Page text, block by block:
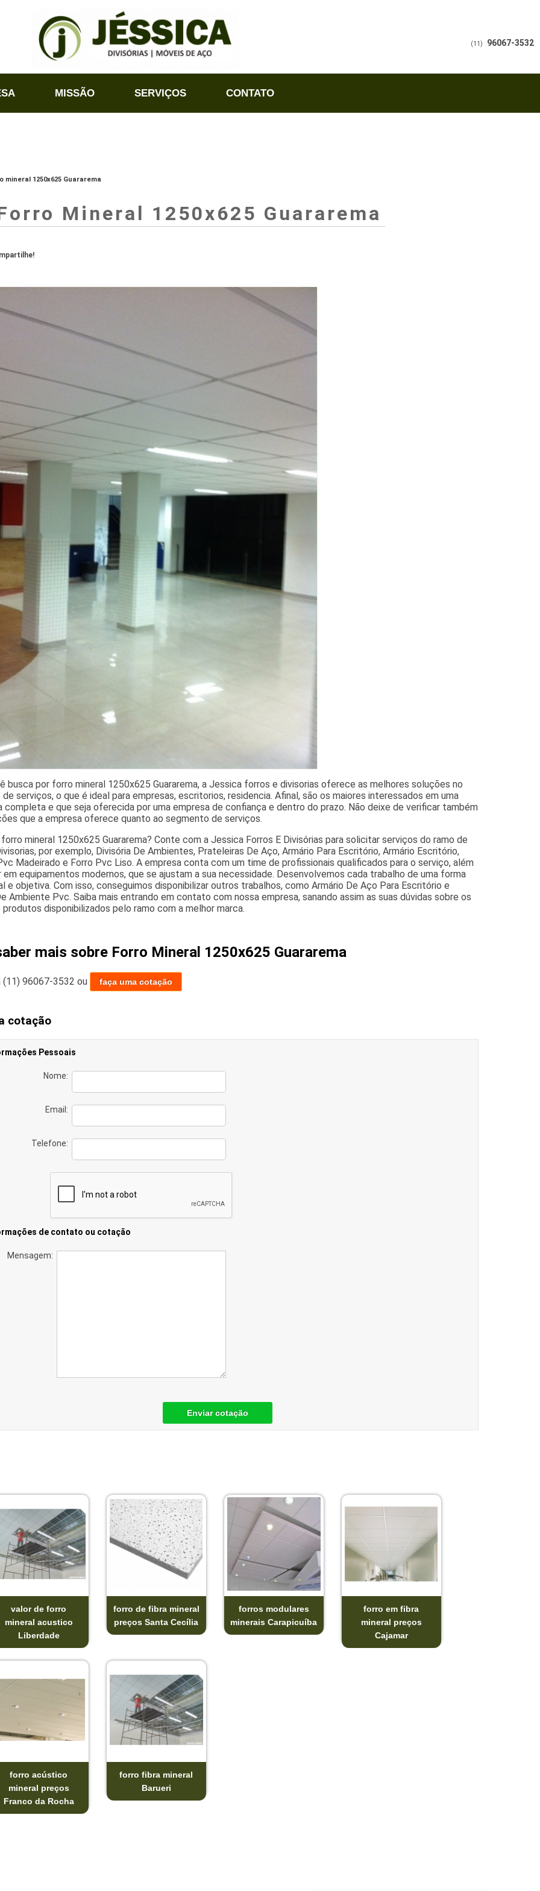
MISSÃO SERVIÇOS CONTATO
(11) 96067-3532
mineral 1250x625 Guararema
Mineral 1250x625 Guararema
busca por forro mineral 1250x625 Guararema, a Jessica forros e divisorias oferece as melhores soluções no
serviços, o que é ideal para empresas, escritorios, residencia. Afinal, são os maiores interessados em uma
completa e que seja oferecida por uma empresa de confiança e dentro do prazo. Não deixe de verificar também
que a empresa oferece quanto ao segmento de serviços.
mineral 1250x625 Guararema? Conte com a Jessica Forros E Divisórias para solicitar serviços do ramo de
por exemplo, Divisória De Ambientes, Prateleiras De Aço, Armário Para Escritório, Armário Escritório,
Madeirado e Forro Pvc Liso. A empresa conta com um time de profissionais qualificados para o serviço, além
em equipamentos modernos, que se ajustam a sua necessidade. Desenvolvemos cada trabalho de uma forma
e objetiva. Com isso, conseguimos disponibilizar outros trabalhos, como Armário De Aço Para Escritório e
Ambiente Pvc. Saiba mais entrando em contato com nossa empresa, sanando assim as suas dúvidas sobre os
disponibilizados pelo ramo com a melhor marca.
mais sobre Forro Mineral 1250x625 Guararema
(11) 96067-3532 ou faça uma cotação
cotação
Pessoais
Nome:
Email:
Telefone:
de contato ou cotação
Mensagem:
Enviar cotação
valor de forro
mineral acustico
Liberdade
forro de fibra mineral
preços Santa Cecília
forros modulares
minerais Carapicuíba
forro em fibra
mineral preços
Cajamar
forro acústico
mineral preços
Franco da Rocha
forro fibra mineral
Barueri